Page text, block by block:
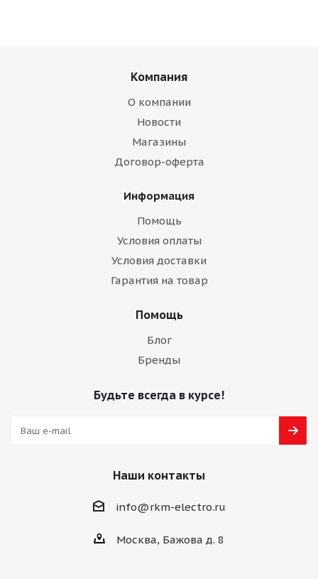
Компания
О компании
Новости
Магазины
Договор-оферта
Информация
Помощь
Условия оплаты
Условия доставки
Гарантия на товар
Помощь
Блог
Бренды
Будьте всегда в курсе!
Наши контакты
info@rkm-electro.ru
Москва, Бажова д. 8